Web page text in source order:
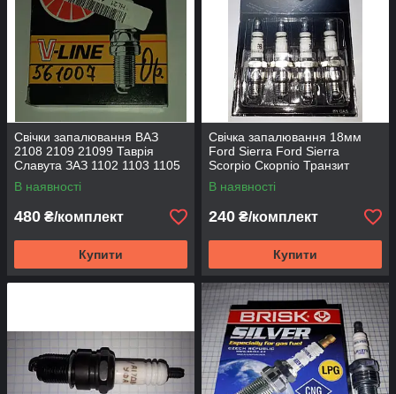
Свічки запалювання ВАЗ
2108 2109 21099 Таврія
Славута ЗАЗ 1102 1103 1105
Daewoo Lanos Sens Деу Део
Ланос Сенс NGK
В наявності
480 ₴/комплект
Купити
Свічка запалювання 18мм
Ford Sierra Ford Sierra
Scorpio Скорпіо Транзит
Гранада Ескорт Таунус ЗІЛ
ГАЗ 51 BRISK
В наявності
240 ₴/комплект
Купити